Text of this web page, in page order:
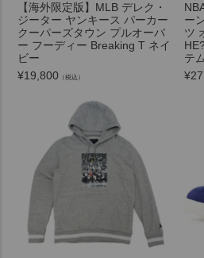
【海外限定版】MLB デレク・
ジーター ヤンキース パーカー
クーパーズタウン プルオーバ
ー フーディー Breaking T ネイ
ビー
¥19,800 （税込）
ー
ツ
テ
¥